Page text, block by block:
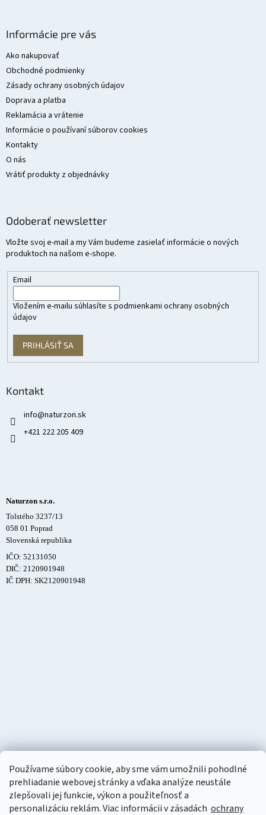
Používame súbory cookie, aby sme vám umožnili pohodlné
prehliadanie webovej stránky a vďaka analýze neustále
zlepšovali jej funkcie, výkon a použiteľnosť a
personalizáciu reklám. Viac informácii v zásadách ochrany
Informácie pre vás
Ako nakupovať
Obchodné podmienky
Zásady ochrany osobných údajov
Doprava a platba
Reklamácia a vrátenie
Informácie o používaní súborov cookies
Kontakty
O nás
Vrátiť produkty z objednávky
Odoberať newsletter
Vložte svoj e-mail a my Vám budeme zasielať informácie o nových
produktoch na našom e-shope.
Email
Vložením e-mailu súhlasíte s podmienkami ochrany osobných
údajov
PRIHLÁSIŤ SA
Kontakt
info@naturzon.sk
+421 222 205 409
Naturzon s.r.o.
Tolstého 3237/13
058 01 Poprad
Slovenská republika
IČO: 52131050
DIČ: 2120901948
IČ DPH: SK2120901948